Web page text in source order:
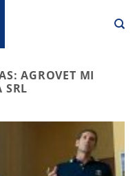
AGROVET MI
SRL